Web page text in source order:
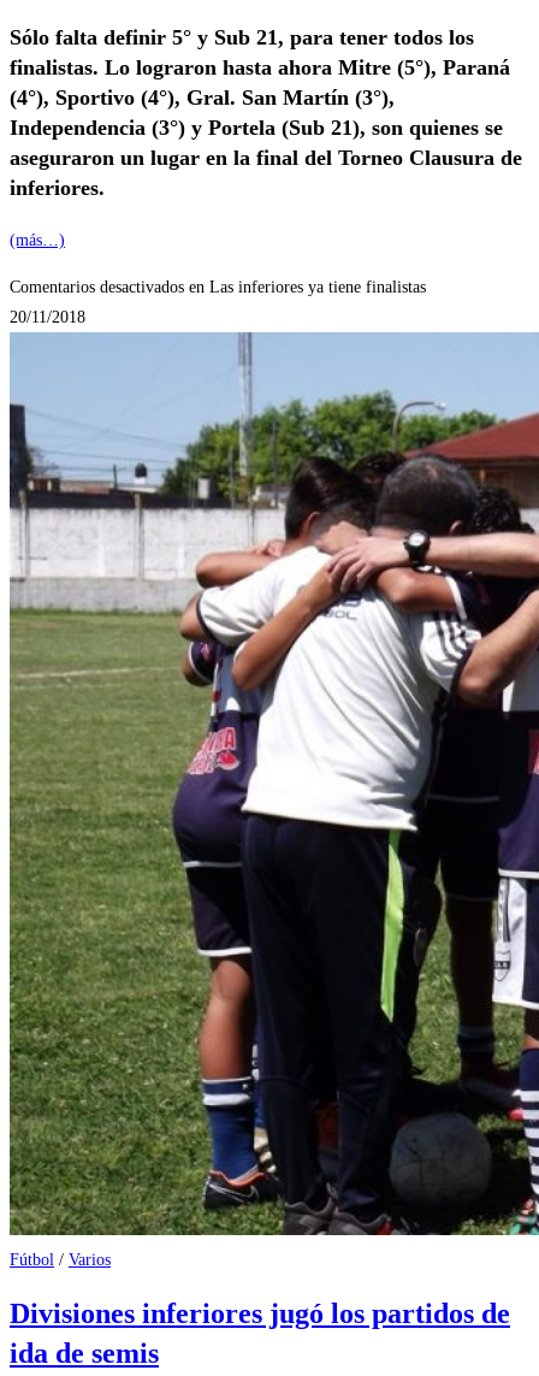
Sólo falta definir 5° y Sub 21, para tener todos los
finalistas. Lo lograron hasta ahora Mitre (5°), Paraná
(4°), Sportivo (4°), Gral. San Martín (3°),
Independencia (3°) y Portela (Sub 21), son quienes se
aseguraron un lugar en la final del Torneo Clausura de
inferiores.
(más…)
Comentarios desactivados en Las inferiores ya tiene finalistas
20/11/2018
Fútbol / Varios
Divisiones inferiores jugó los partidos de
ida de semis